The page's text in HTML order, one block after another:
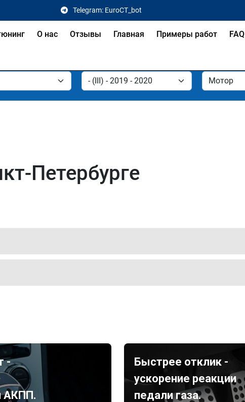
Telegram: EuroCT_bot
О нас Отзывы Главная Примеры работ FAQ
Петербурге
-
АКПП.
Быстрее отклик -
ускорение реакции
педали газа.